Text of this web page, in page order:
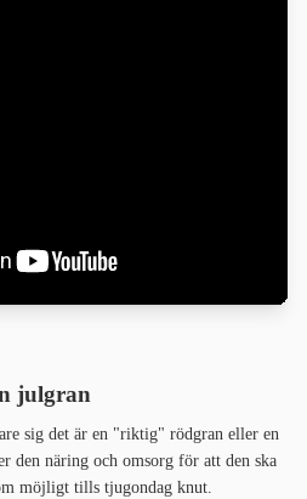
julgran
sig det är en "riktig" rödgran eller en
den näring och omsorg för att den ska
möjligt tills tjugondag knut.